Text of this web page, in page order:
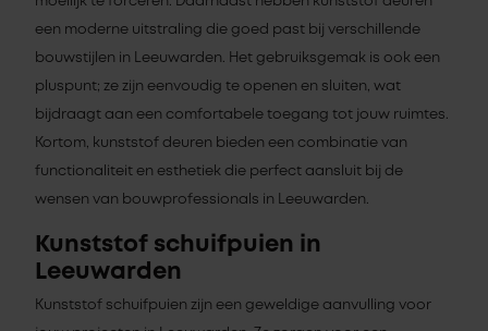
een moderne uitstraling die goed past bij verschillende
bouwstijlen in Leeuwarden. Het gebruiksgemak is ook een
pluspunt; ze zijn eenvoudig te openen en sluiten, wat
bijdraagt aan een comfortabele toegang tot jouw ruimtes.
Kortom, kunststof deuren bieden een combinatie van
functionaliteit en esthetiek die perfect aansluit bij de
wensen van bouwprofessionals in Leeuwarden.
Kunststof schuifpuien in
Leeuwarden
Kunststof schuifpuien zijn een geweldige aanvulling voor